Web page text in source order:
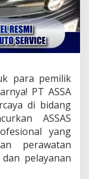
para pemilik
PT ASSA
di bidang
ASSAS
yang
perawatan
pelayanan